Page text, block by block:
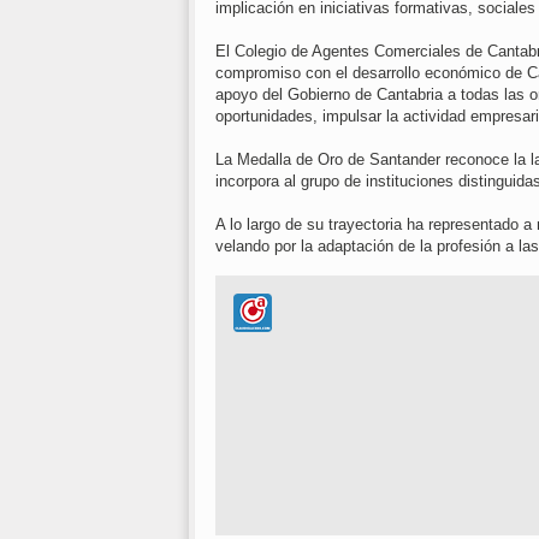
implicación en iniciativas formativas,
El Colegio de Agentes Comerciales de
compromiso con el desarrollo económico de
apoyo del Gobierno de Cantabria a todas las
oportunidades, impulsar la actividad
La Medalla de Oro de Santander reconoce
incorpora al grupo de instituciones
A lo largo de su trayectoria ha representado
velando por la adaptación de la profesión a